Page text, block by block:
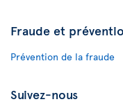
Fraude et
Prévention de la fraude
Suivez-nous